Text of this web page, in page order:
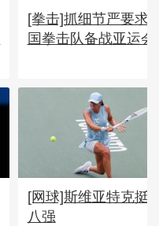
[拳击]抓细节严要求
国拳击队备战亚运会
[网球]斯维亚特克挺
八强